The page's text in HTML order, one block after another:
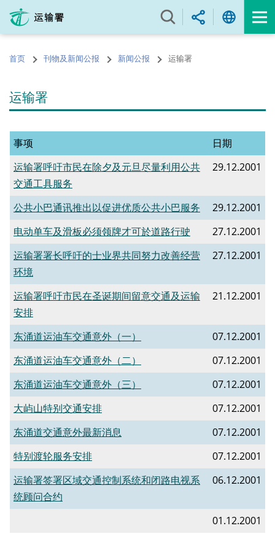
内
的首页 刊物及新闻公报 新闻公报 运输署
运输署
事项
日期
运输署呼吁市民在除夕及元旦尽量利用公共
交通工具服务
29.12.2001
公共小巴通讯推出以促进优质公共小巴服务
29.12.2001
电动单车及滑板必须领牌才可於道路行驶
27.12.2001
运输署署长呼吁的士业界共同努力改善经营
环境
27.12.2001
运输署呼吁市民在圣诞期间留意交通及运输
安排
21.12.2001
东涌道运油车交通意外（一）
07.12.2001
东涌道运油车交通意外（二）
07.12.2001
东涌道运油车交通意外（三）
07.12.2001
大屿山特别交通安排
07.12.2001
东涌道交通意外最新消息
07.12.2001
特别渡轮服务安排
07.12.2001
运输署签署区域交通控制系统和闭路电视系
统顾问合约
06.12.2001
01.12.2001